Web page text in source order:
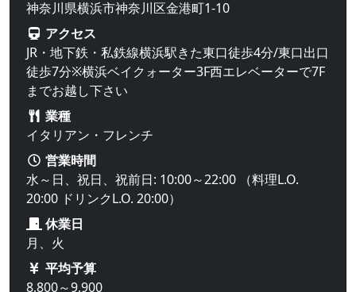
神奈川県横浜市神奈川区金港町1-10
アクセス
JR・地下鉄・私鉄線横浜駅きた東口徒歩4分/東口出口
徒歩7分※横浜ベイクォーター3F西エレベーターで7F
までお越し下さい
業種
イタリアン・フレンチ
営業時間
水～日、祝日、祝前日: 10:00～22:00 （料理L.O.
20:00 ドリンクL.O. 20:00）
休業日
月、火
平均予算
8,800～9,900